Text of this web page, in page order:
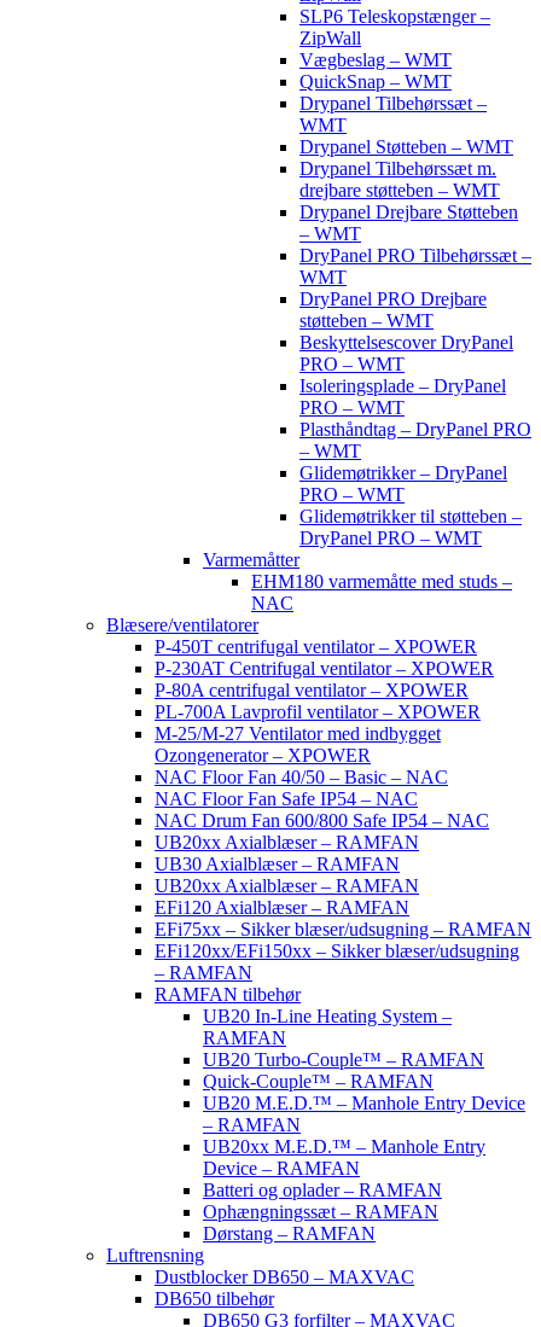
SLP6 Teleskopstænger –
ZipWall
Vægbeslag – WMT
QuickSnap – WMT
Drypanel Tilbehørssæt –
WMT
Drypanel Støtteben – WMT
Drypanel Tilbehørssæt m.
drejbare støtteben – WMT
Drypanel Drejbare Støtteben
– WMT
DryPanel PRO Tilbehørssæt –
WMT
DryPanel PRO Drejbare
støtteben – WMT
Beskyttelsescover DryPanel
PRO – WMT
Isoleringsplade – DryPanel
PRO – WMT
Plasthåndtag – DryPanel PRO
– WMT
Glidemøtrikker – DryPanel
PRO – WMT
Glidemøtrikker til støtteben –
DryPanel PRO – WMT
Varmemåtter
EHM180 varmemåtte med studs –
NAC
Blæsere/ventilatorer
P-450T centrifugal ventilator – XPOWER
P-230AT Centrifugal ventilator – XPOWER
P-80A centrifugal ventilator – XPOWER
PL-700A Lavprofil ventilator – XPOWER
M-25/M-27 Ventilator med indbygget
Ozongenerator – XPOWER
NAC Floor Fan 40/50 – Basic – NAC
NAC Floor Fan Safe IP54 – NAC
NAC Drum Fan 600/800 Safe IP54 – NAC
UB20xx Axialblæser – RAMFAN
UB30 Axialblæser – RAMFAN
UB20xx Axialblæser – RAMFAN
EFi120 Axialblæser – RAMFAN
EFi75xx – Sikker blæser/udsugning – RAMFAN
EFi120xx/EFi150xx – Sikker blæser/udsugning
– RAMFAN
RAMFAN tilbehør
UB20 In-Line Heating System –
RAMFAN
UB20 Turbo-Couple™ – RAMFAN
Quick-Couple™ – RAMFAN
UB20 M.E.D.™ – Manhole Entry Device
– RAMFAN
UB20xx M.E.D.™ – Manhole Entry
Device – RAMFAN
Batteri og oplader – RAMFAN
Ophængningssæt – RAMFAN
Dørstang – RAMFAN
Luftrensning
Dustblocker DB650 – MAXVAC
DB650 tilbehør
DB650 G3 forfilter – MAXVAC